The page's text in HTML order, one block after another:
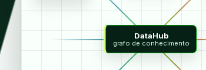
DataHub
grafo de conhecimento